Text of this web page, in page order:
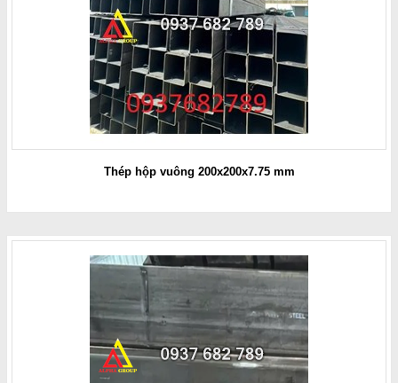
Thép hộp vuông 200x200x7.75 mm